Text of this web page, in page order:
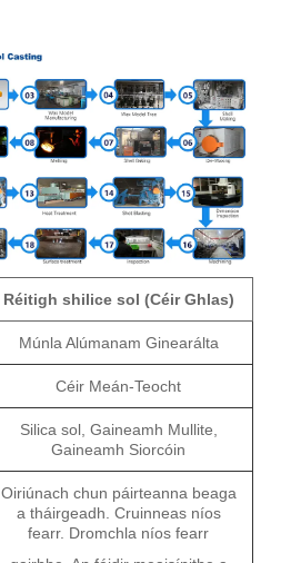
Réitigh shilice sol (Céir Ghlas)
Múnla Alúmanam Ginearálta
Céir Meán-Teocht
Silica sol, Gaineamh Mullite,
Gaineamh Siorcóin
Oiriúnach chun páirteanna beaga
a tháirgeadh. Cruinneas níos
fearr. Dromchla níos fearr